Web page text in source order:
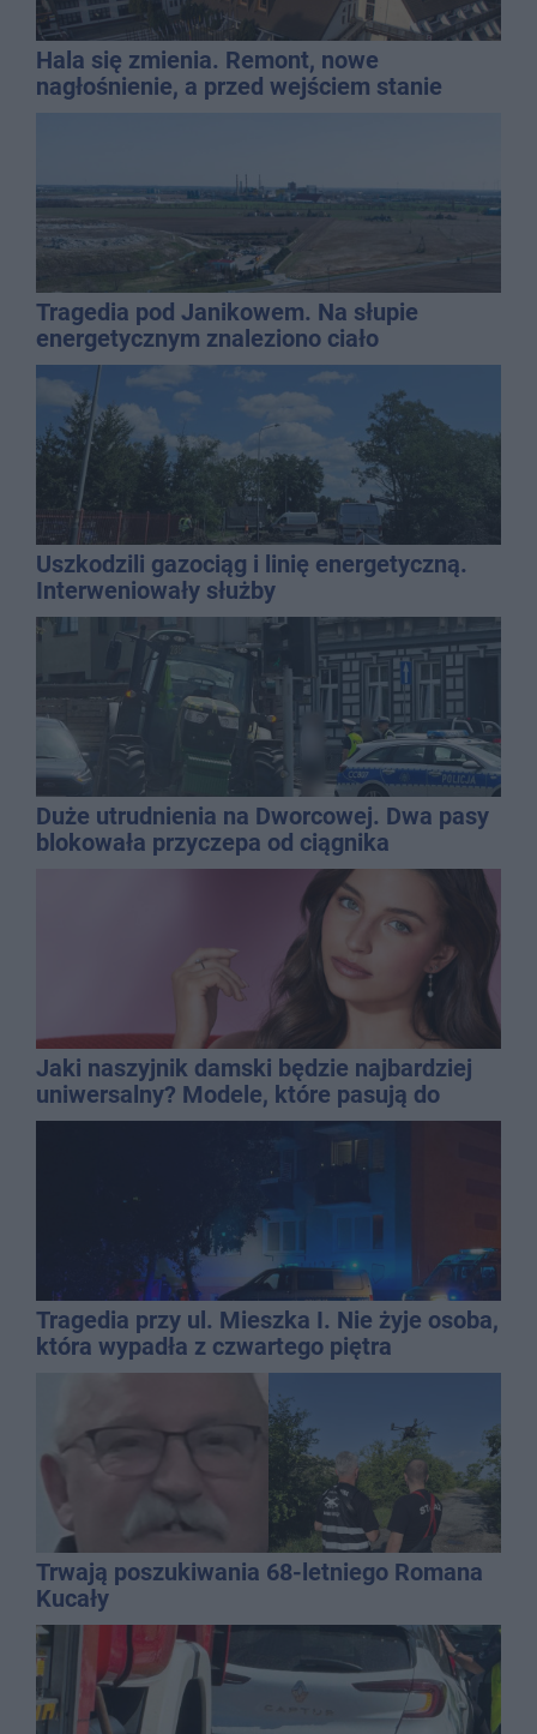
Hala się zmienia. Remont, nowe
nagłośnienie, a przed wejściem stanie
Tragedia pod Janikowem. Na słupie
energetycznym znaleziono ciało
mężczyzny
Uszkodzili gazociąg i linię energetyczną.
Interweniowały służby
Duże utrudnienia na Dworcowej. Dwa pasy
blokowała przyczepa od ciągnika
Jaki naszyjnik damski będzie najbardziej
uniwersalny? Modele, które pasują do
wielu stylizacji
Tragedia przy ul. Mieszka I. Nie żyje osoba,
która wypadła z czwartego piętra
Trwają poszukiwania 68-letniego Romana
Kucały